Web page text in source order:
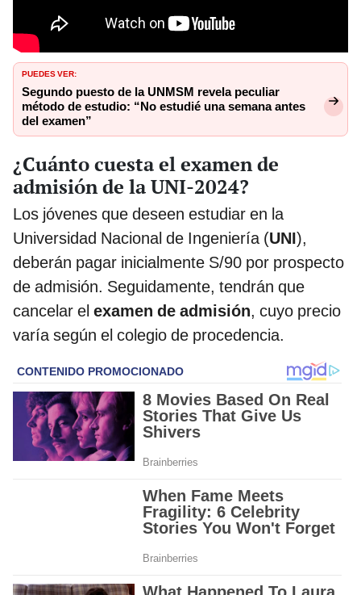
PUEDES VER:
Segundo puesto de la UNMSM revela peculiar
método de estudio: “No estudié una semana antes
del examen”
¿Cuánto cuesta el examen de
admisión de la UNI-2024?
Los jóvenes que deseen estudiar en la
Universidad Nacional de Ingeniería (UNI),
deberán pagar inicialmente S/90 por prospecto
de admisión. Seguidamente, tendrán que
cancelar el examen de admisión, cuyo precio
varía según el colegio de procedencia.